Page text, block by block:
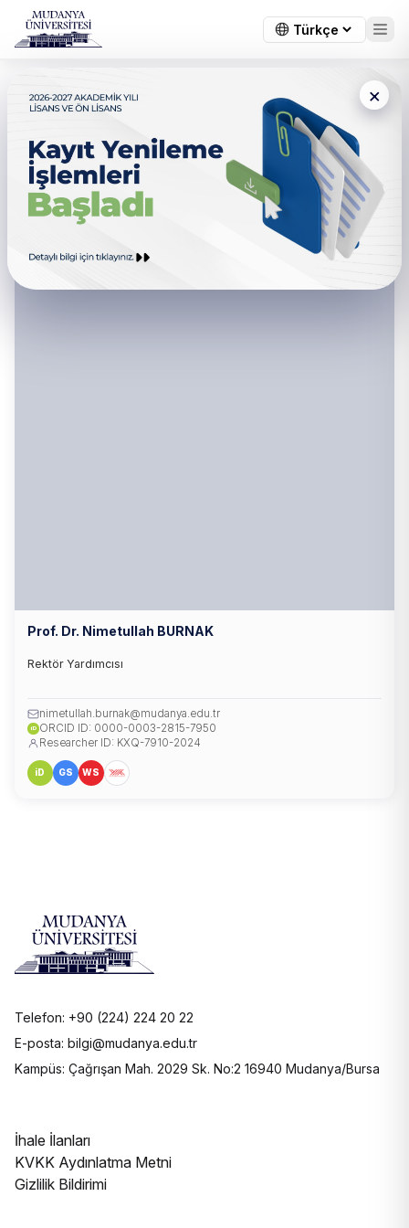
×
Rektör Yardımcıları
Prof. Dr. Nimetullah BURNAK
Rektör Yardımcısı
nimetullah.burnak@mudanya.edu.tr
iD ORCID ID: 0000-0003-2815-7950
Researcher ID: KXQ-7910-2024
iD GS WS
Telefon: +90 (224) 224 20 22
E-posta: bilgi@mudanya.edu.tr
Kampüs: Çağrışan Mah. 2029 Sk. No:2 16940 Mudanya/Bursa
İhale İlanları
KVKK Aydınlatma Metni
Gizlilik Bildirimi